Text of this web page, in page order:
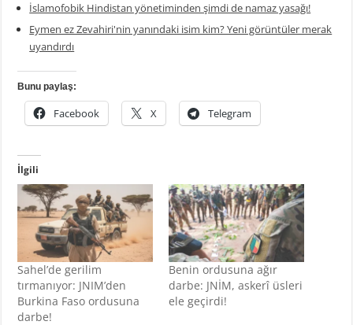
İslamofobik Hindistan yönetiminden şimdi de namaz yasağı!
Eymen ez Zevahiri'nin yanındaki isim kim? Yeni görüntüler merak
uyandırdı
Bunu paylaş:
Facebook X Telegram
İlgili
Sahel’de gerilim
tırmanıyor: JNIM’den
Burkina Faso ordusuna
darbe!
Benin ordusuna ağır
darbe: JNİM, askerî üsleri
ele geçirdi!